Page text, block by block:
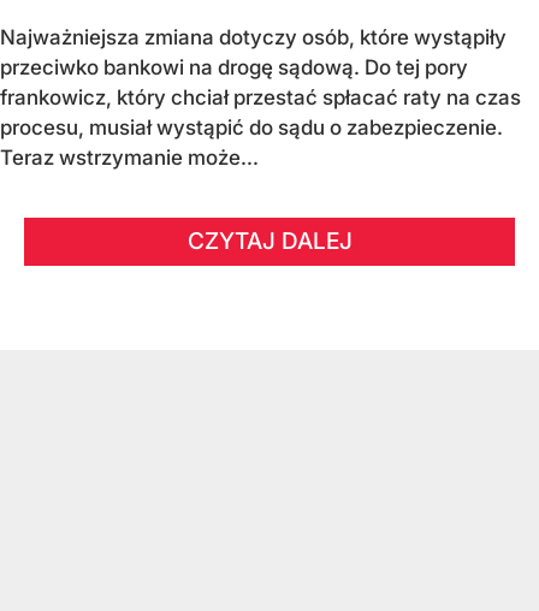
Najważniejsza zmiana dotyczy osób, które wystąpiły
przeciwko bankowi na drogę sądową. Do tej pory
frankowicz, który chciał przestać spłacać raty na czas
procesu, musiał wystąpić do sądu o zabezpieczenie.
Teraz wstrzymanie może...
CZYTAJ DALEJ